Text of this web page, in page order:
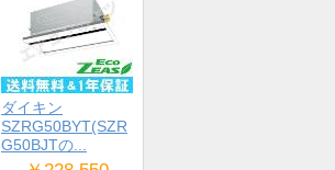
ダイキン
SZRG50BYT(SZR
G50BJTの...